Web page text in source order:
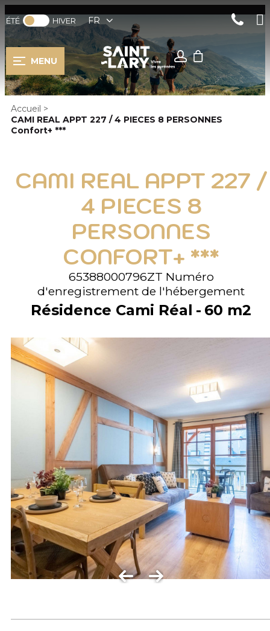
ÉTÉ HIVER FR
MENU
Accueil >
CAMI REAL APPT 227 / 4 PIECES 8 PERSONNES
Confort+ ***
CAMI REAL APPT 227 /
4 PIECES 8
PERSONNES
CONFORT+ ***
65388000796ZT Numéro
d'enregistrement de l'hébergement
Résidence Cami Réal 60 m2